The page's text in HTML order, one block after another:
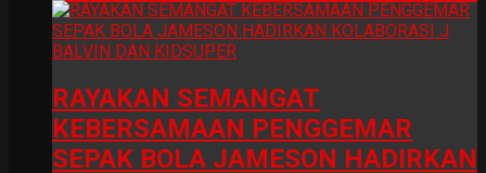
RAYAKAN SEMANGAT
KEBERSAMAAN PENGGEMAR
SEPAK BOLA JAMESON HADIRKAN